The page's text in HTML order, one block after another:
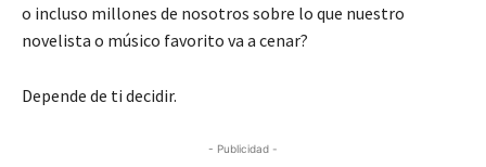
o incluso millones de nosotros sobre lo que nuestro
novelista o músico favorito va a cenar?
Depende de ti decidir.
- Publicidad -